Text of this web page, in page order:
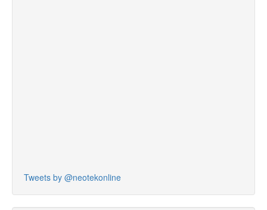
Tweets by @neotekonline